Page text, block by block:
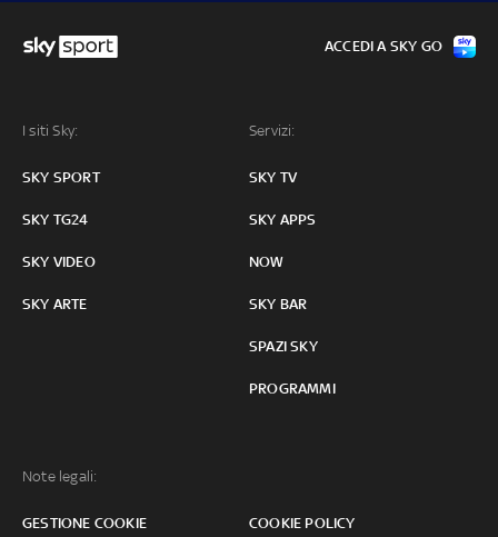
I siti Sky:
SKY SPORT
SKY TG24
SKY VIDEO
SKY ARTE
Servizi:
SKY TV
SKY APPS
NOW
SKY BAR
SPAZI SKY
PROGRAMMI
Note legali:
GESTIONE COOKIE COOKIE POLICY
ACCEDI A SKY GO